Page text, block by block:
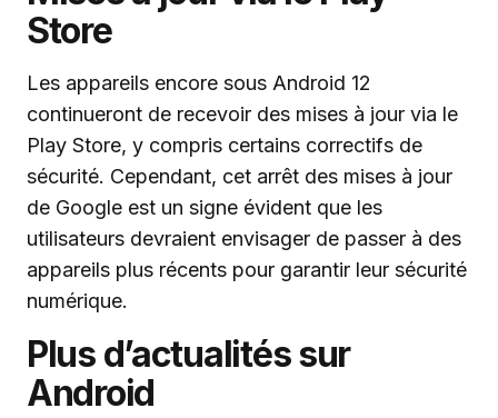
Store
Les appareils encore sous Android 12
continueront de recevoir des mises à jour via le
Play Store, y compris certains correctifs de
sécurité. Cependant, cet arrêt des mises à jour
de Google est un signe évident que les
utilisateurs devraient envisager de passer à des
appareils plus récents pour garantir leur sécurité
numérique.
Plus d’actualités sur
Android